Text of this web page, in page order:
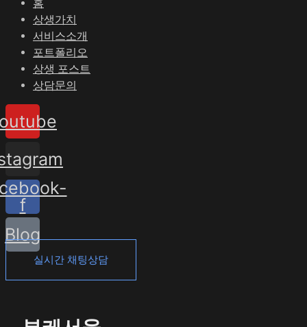
홈
상생가치
서비스소개
포트폴리오
상생 포스트
상담문의
f
Blog
실시간 채팅상담